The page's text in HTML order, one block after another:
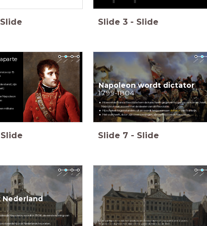
Slide Slide 3 - Slide
op 15
stand (zijn
Napoleon
militaire
Slide
Napoleon wordt dictator
1799-1804
Hoewel de Franse Revolutie hem de kans heeft gegeven hoger op te komen, heeft
Napoleon niet zoveel met de idealen van de Revolutie.
Hij schakelt tegenstanders uit en wordt langzaamaandictatorvan Frankrijk.
Het volk heeft, door zijn overwinningen, alle vertrouwen in Napoleon.
Slide 7 - Slide
Nederland
Napoleon, wordt in 1806, de eerste koning van
probeerde hij ook Nederlands te praten.
Lodewijk Napoleon laat het stadhuis van Amsterdam tot zijn paleis verbouwen.
Tegenwoordig heet het daarom nog steeds Paleis op de Dam.